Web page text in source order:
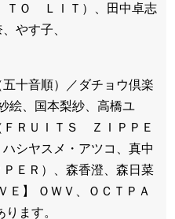
ＴＯ ＬＩＴ）、田中卓志
やす子、
十音順）／ダチョウ倶楽
、国本梨紗、高橋ユ
ＦＲＵＩＴＳ ＺＩＰＰＥ
シヤスメ・アツコ、真中
ＥＲ）、森香澄、森日菜
】 ＯＷＶ、ＯＣＴＰＡ
ます。